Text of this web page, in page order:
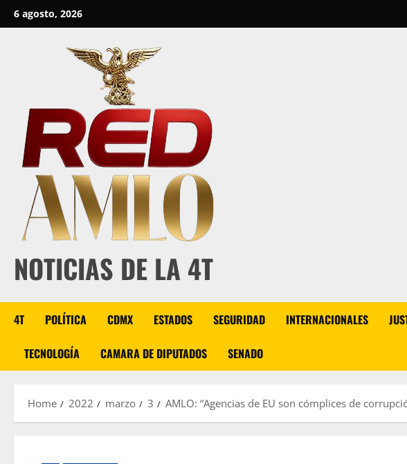
Skip
to
6 agosto, 2026
NOTICIAS DE LA 4T
4T POLÍTICA CDMX ESTADOS SEGURIDAD INTERNACIONALES
TECNOLOGÍA CAMARA DE DIPUTADOS SENADO
Home 2022 marzo 3 AMLO: “Agencias de EU son cómplices de